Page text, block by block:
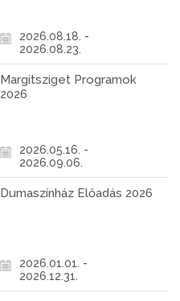
2026.08.18. -
2026.08.23.
Margitsziget Programok
2026
2026.05.16. -
2026.09.06.
Dumaszínház Előadás 2026
2026.01.01. -
2026.12.31.